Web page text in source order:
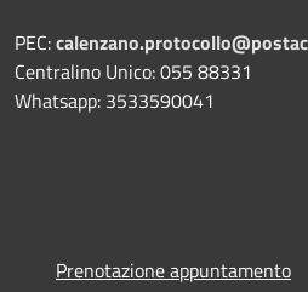
PEC:
Centralino Unico: 055 88331
Whatsapp: 3533590041
Prenotazione appuntamento